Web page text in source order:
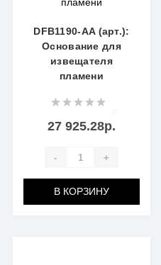
DFB1190-AA (арт.):
Основание для
извещателя
пламени
27 925.28р.
- +
В КОРЗИНУ